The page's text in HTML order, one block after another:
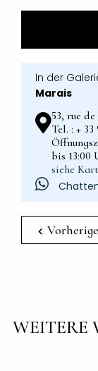
In der
Marais
53, rue
Tel. : +
bis 13:00
siehe
WEITERE